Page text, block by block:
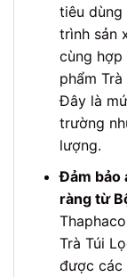
tiêu dùng
trình sản
cùng hợp
phẩm
Đây là
trường
lượng.
Đảm bảo
ràng từ
Trà Túi
được các